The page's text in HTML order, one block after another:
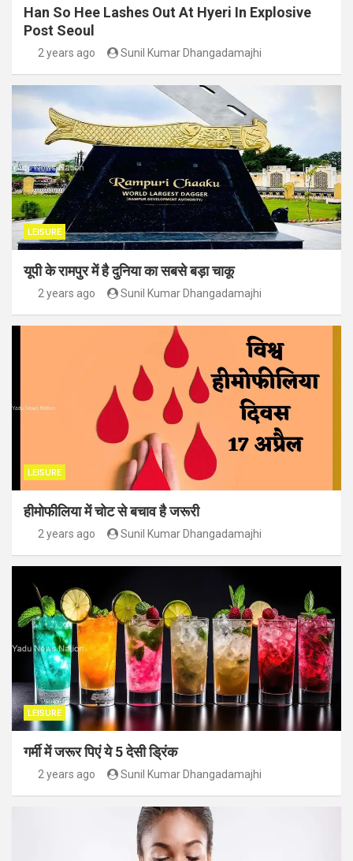
Han So Hee Lashes Out At Hyeri In Explosive
Post Seoul
2 years ago Sunil Kumar Dhangadamajhi
LEISURE
यूपी के रामपुर में है दुनिया का सबसे बड़ा चाकू
2 years ago Sunil Kumar Dhangadamajhi
LEISURE
हीमोफीलिया में चोट से बचाव है जरूरी
2 years ago Sunil Kumar Dhangadamajhi
LEISURE
गर्मी में जरूर पिएं ये 5 देसी ड्रिंक
2 years ago Sunil Kumar Dhangadamajhi